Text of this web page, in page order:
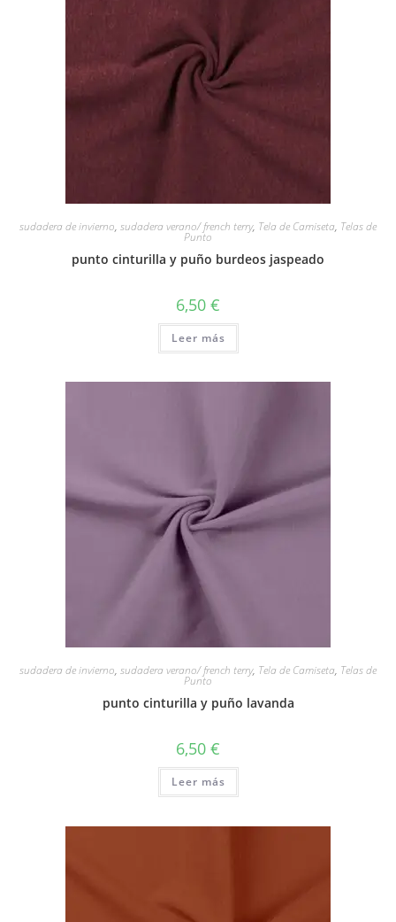
sudadera de invierno, sudadera verano/ french terry, Tela de Camiseta, Telas de
Punto
punto cinturilla y puño burdeos jaspeado
6,50 €
Leer más
sudadera de invierno, sudadera verano/ french terry, Tela de Camiseta, Telas de
Punto
punto cinturilla y puño lavanda
6,50 €
Leer más